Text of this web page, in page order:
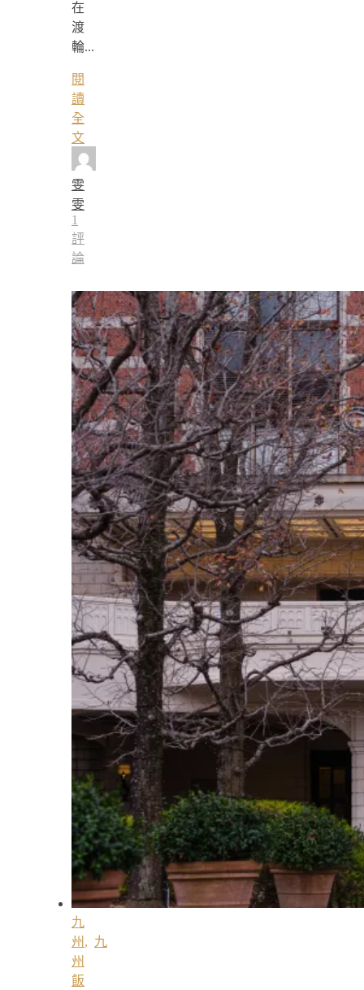
在
渡
輪...
閱
讀
全
文
雯
雯
1
評
論
九
州 , 九
州
飯